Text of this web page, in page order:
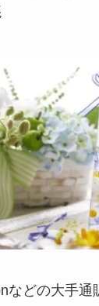
などの大手通